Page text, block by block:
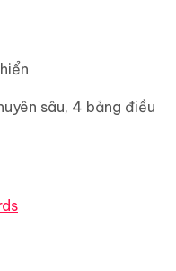
sâu, 4 bảng điều